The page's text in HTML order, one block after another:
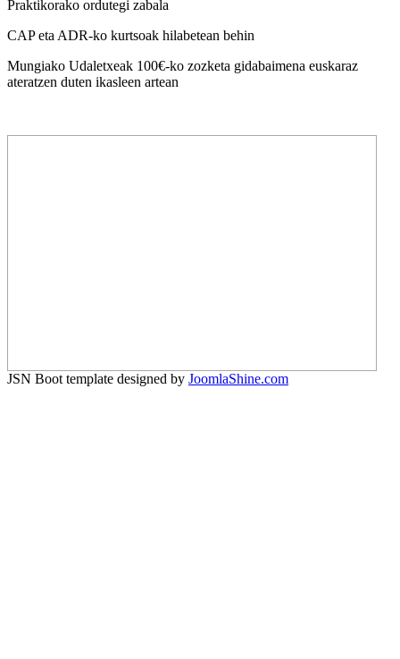
Praktikorako ordutegi zabala
CAP eta ADR-ko kurtsoak hilabetean behin
Mungiako Udaletxeak 100€-ko zozketa gidabaimena euskaraz
ateratzen duten ikasleen artean
JSN Boot template designed by JoomlaShine.com